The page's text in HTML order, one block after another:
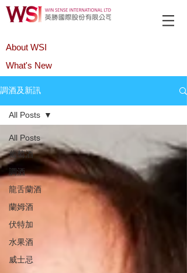
About WSI
What's New
調酒及新訊
All Posts
葡萄酒
調酒
龍舌蘭酒
蘭姆酒
伏特加
水果酒
威士忌
All Posts